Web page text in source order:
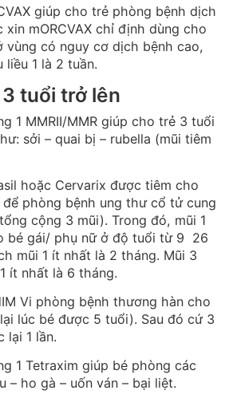
giúp cho trẻ phòng bệnh dịch
xin mORCVAX chỉ định dùng cho
vùng có nguy cơ dịch bệnh cao,
liều 1 là 2 tuần.
tuổi trở lên
1 MMRII/MMR giúp cho trẻ 3 tuổi
sởi – quai bị – rubella (mũi tiêm
hoặc Cervarix được tiêm cho
phòng bệnh ung thư cổ tử cung
cộng 3 mũi). Trong đó, mũi 1
bé gái/ phụ nữ ở độ tuổi từ 9 26
mũi 1 ít nhất là 2 tháng. Mũi 3
ít nhất là 6 tháng.
Vi phòng bệnh thương hàn cho
lúc bé được 5 tuổi). Sau đó cứ 3
lại 1 lần.
1 Tetraxim giúp bé phòng các
– ho gà – uốn ván – bại liệt.